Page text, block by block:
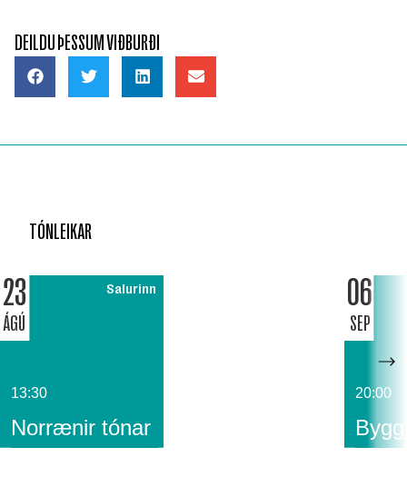
DEILDU ÞESSUM VIÐBURÐI
TÓNLEIKAR
23
ÁGÚ
Salurinn
13:30
Norrænir tónar
06
SEP
20:00